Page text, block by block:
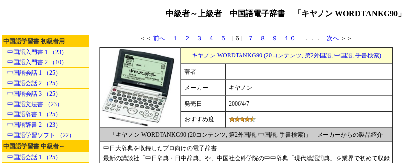
中級者～上級者 中国語電子辞書 「キヤノン WORDTANKG90」
中国語学習書 初級者用
中国語入門書 1 （23）
中国語入門書 2 （10）
中国語会話 1 （25）
中国語会話 2 （25）
中国語会話 3 （25）
中国語文法書 （23）
中国語辞書 1 （25）
中国語辞書 2 （23）
中国語学習ソフト （22）
中国語学習書 中級者～
中国語会話 1 （25）
＜＜ 前へ １ ２ ３ ４ ５ [６] ７ ８ ９ １０ ．．． 次へ ＞＞
キヤノン WORDTANKG90 (20コンテンツ, 第2外国語, 中国語, 手書検索)
著者
メーカー キヤノン
発売日 2006/4/7
おすすめ度
「キヤノン WORDTANKG90 (20コンテンツ, 第2外国語, 中国語, 手書検索)」 メーカーからの製品紹介
中日大辞典を収録したプロ向けの電子辞書
最新の講談社「中日辞典・日中辞典」や、中国社会科学院の中中辞典「現代漢語詞典」を業界で初めて収録